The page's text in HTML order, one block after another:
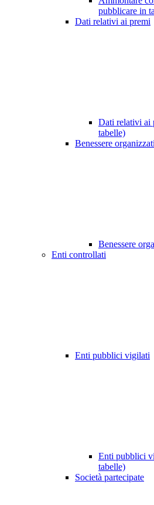
pubblicare in
Dati relativi ai premi
Dati relativi ai
tabelle)
Benessere
Benessere
Enti controllati
Enti pubblici vigilati
Enti pubblici
tabelle)
Società partecipate